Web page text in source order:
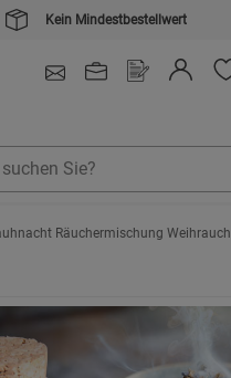
Kein Mindestbestellwert
Online-Shop
Räuchermischung Weihrauch